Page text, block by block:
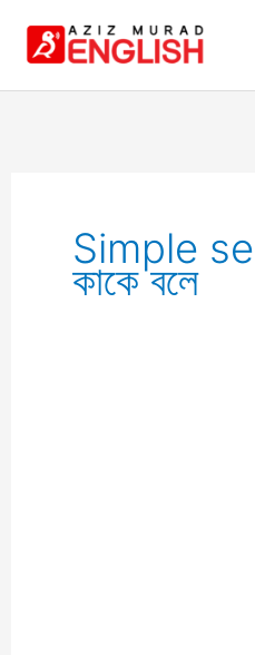
Simple
কাকে বলে